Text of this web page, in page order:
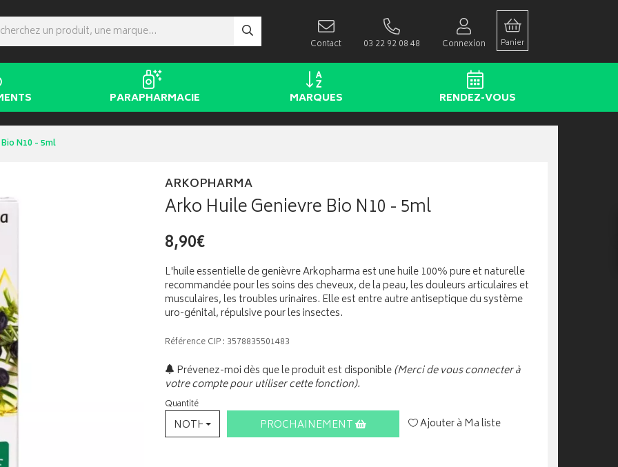
Contact 03 22 92 08 48 Connexion Panier
PARAPHARMACIE MARQUES RENDEZ-VOUS
N10 - 5ml
ARKOPHARMA
Arko Huile Genievre Bio N10 - 5ml
8,90€
L'huile essentielle de genièvre Arkopharma est une huile 100% pure et naturelle
recommandée pour les soins des cheveux, de la peau, les douleurs articulaires et
musculaires, les troubles urinaires. Elle est entre autre antiseptique du système
uro-génital, répulsive pour les insectes.
Référence CIP : 3578835501483
Prévenez-moi dès que le produit est disponible(Merci de vous connecter à
votre compte pour utiliser cette fonction).
Quantité
NOTHING SELECTEDPROCHAINEMENT Ajouter à Ma liste